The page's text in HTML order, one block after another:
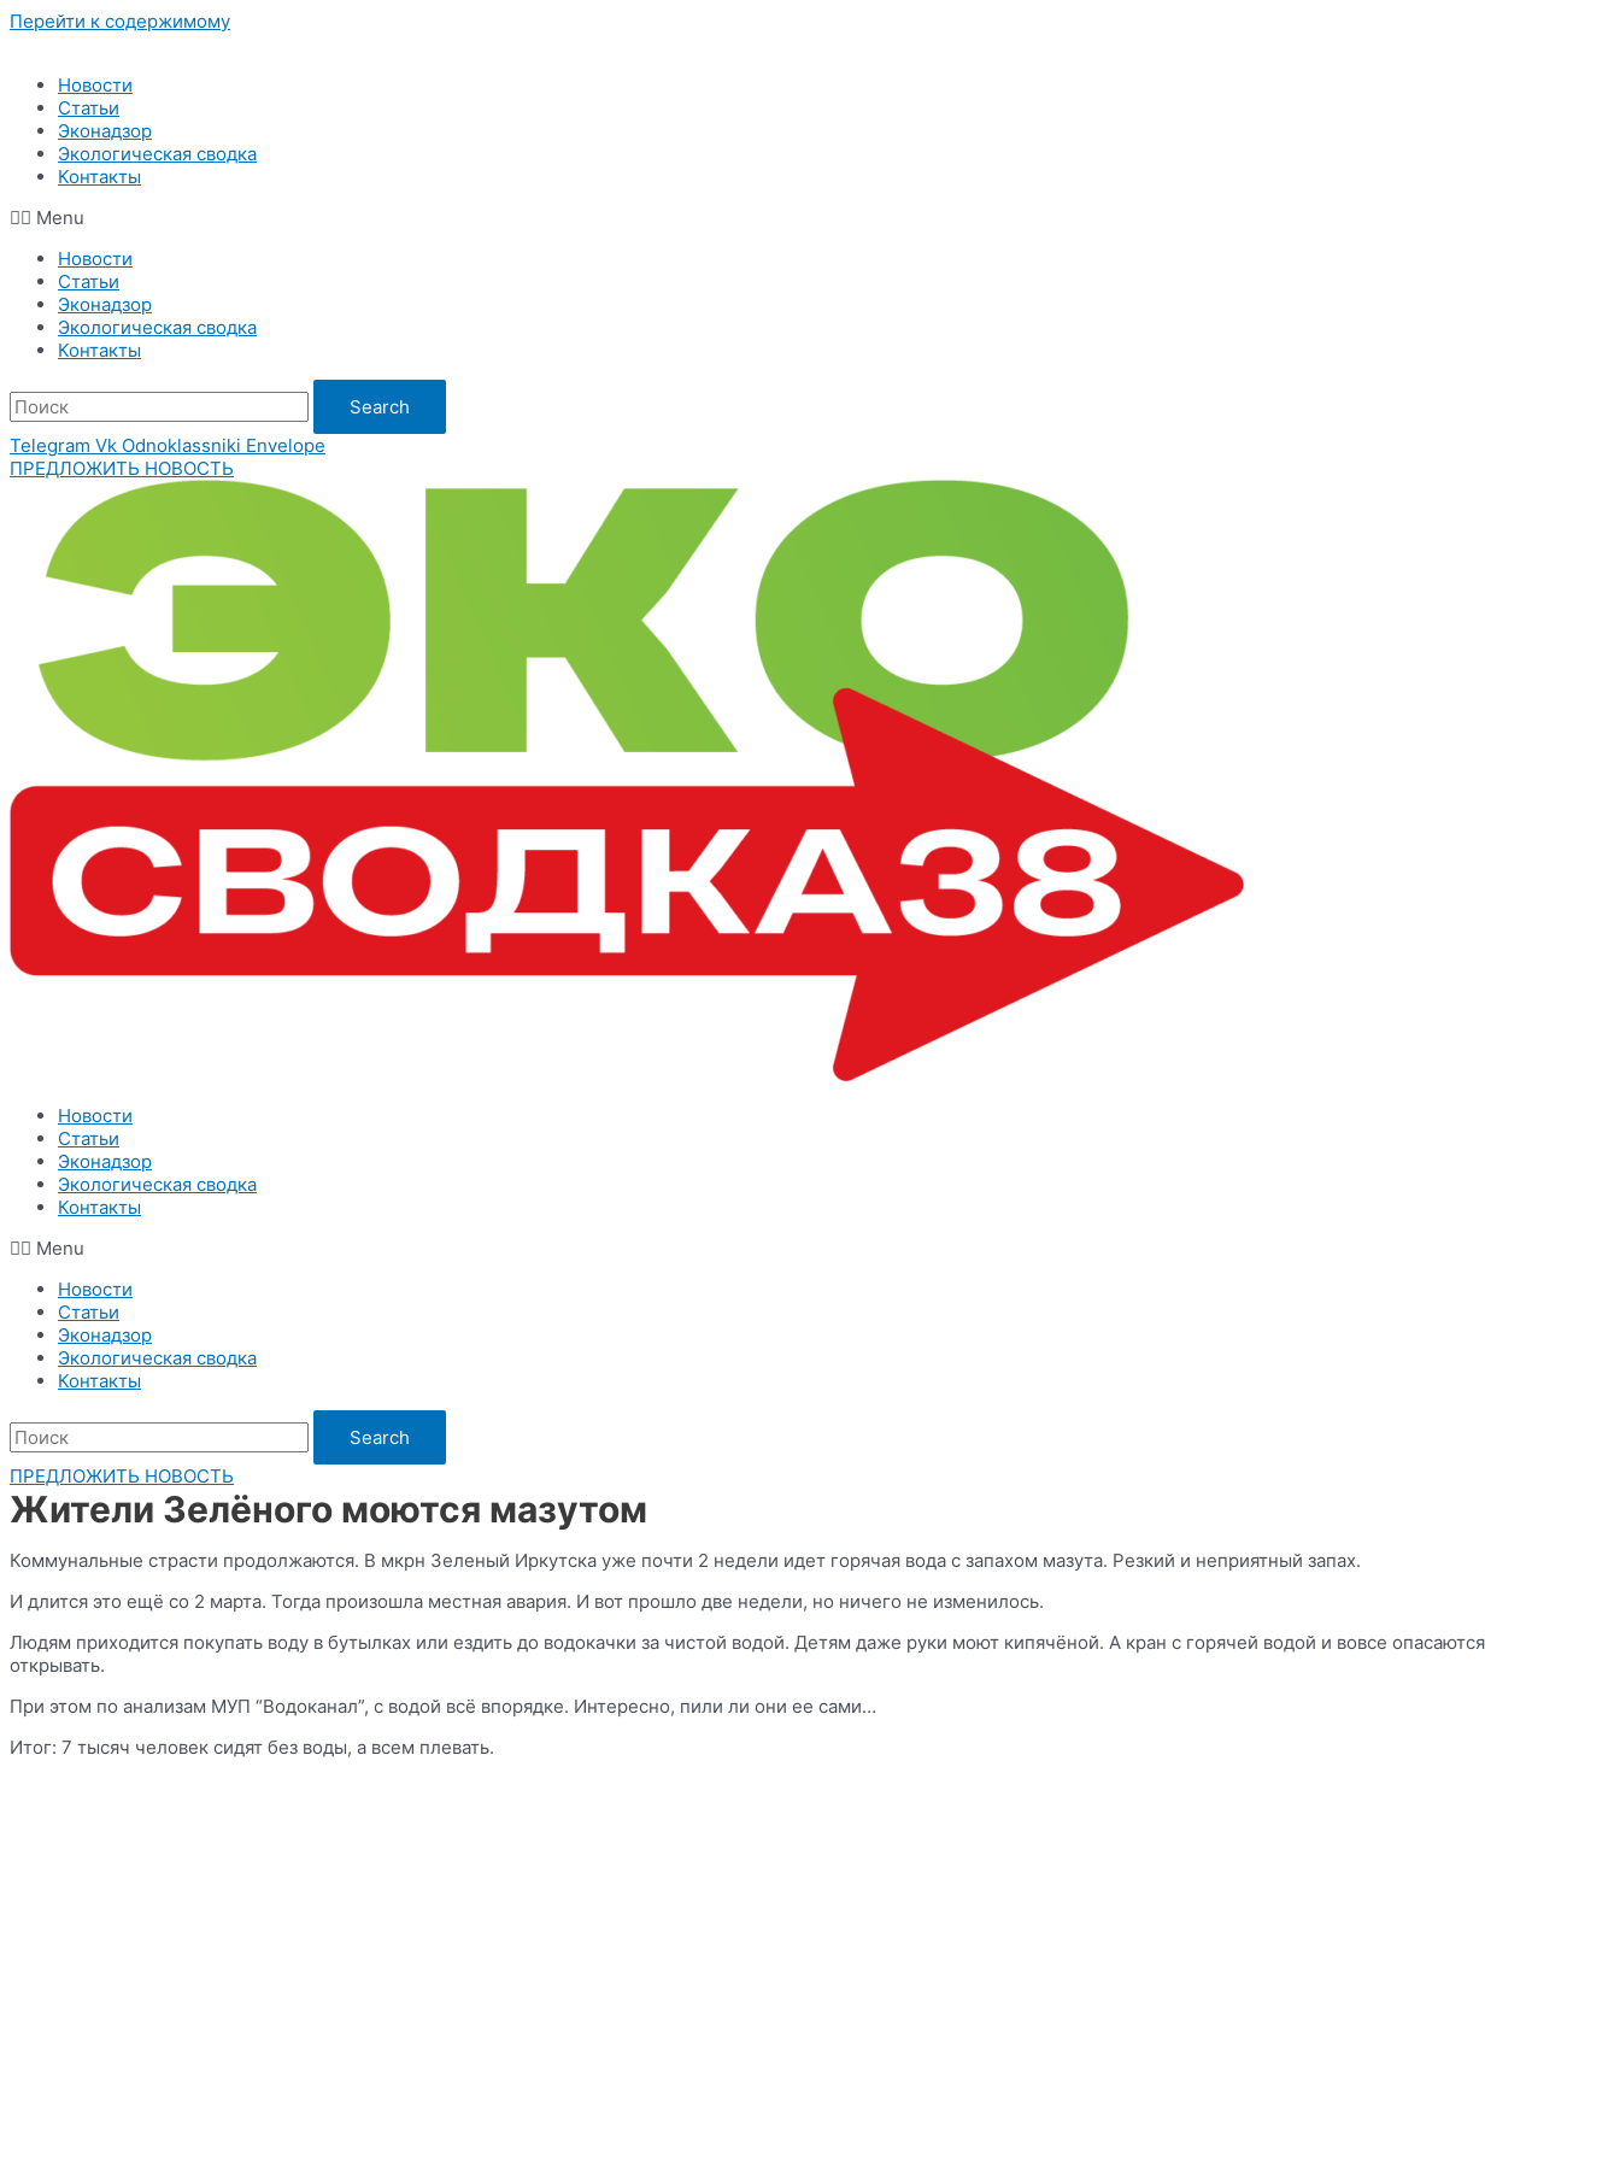
Перейти к содержимому
Новости
Статьи
Эконадзор
Экологическая сводка
Контакты
Menu
Новости
Статьи
Эконадзор
Экологическая сводка
Контакты
Search
Telegram Vk Odnoklassniki Envelope
ПРЕДЛОЖИТЬ НОВОСТЬ
Новости
Статьи
Эконадзор
Экологическая сводка
Контакты
Menu
Новости
Статьи
Эконадзор
Экологическая сводка
Контакты
Search
ПРЕДЛОЖИТЬ НОВОСТЬ
Жители Зелёного моются мазутом
Коммунальные страсти продолжаются. В мкрн Зеленый Иркутска уже почти 2 недели идет горячая вода с запахом мазута. Резкий и неприятный запах.
И длится это ещё со 2 марта. Тогда произошла местная авария. И вот прошло две недели, но ничего не изменилось.
Людям приходится покупать воду в бутылках или ездить до водокачки за чистой водой. Детям даже руки моют кипячёной. А кран с горячей водой и вовсе опасаются
открывать.
При этом по анализам МУП “Водоканал”, с водой всё впорядке. Интересно, пили ли они ее сами…
Итог: 7 тысяч человек сидят без воды, а всем плевать.